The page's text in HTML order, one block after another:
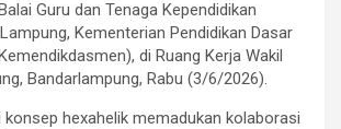
Guru dan Tenaga Kependidikan
Kementerian Pendidikan Dasar
di Ruang Kerja Wakil
Bandarlampung, Rabu (3/6/2026).
konsep hexahelik memadukan kolaborasi